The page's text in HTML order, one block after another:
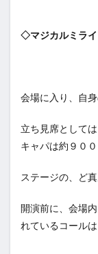
◇マジカルミラ
会場に入り、自身
立ち見席として
キャパは約９００
ステージの、ど
開演前に、会場
れているコール